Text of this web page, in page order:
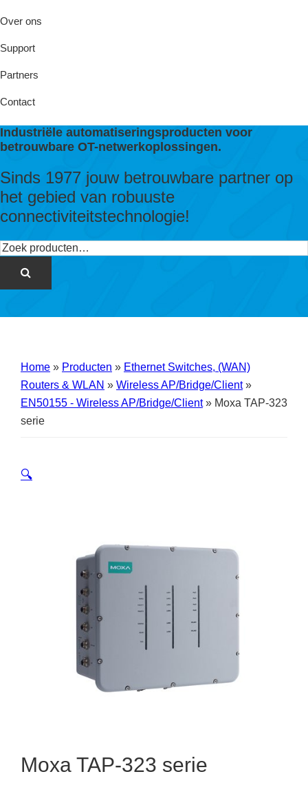
Over ons
Support
Partners
Contact
Industriële automatiseringsproducten voor
betrouwbare OT-netwerkoplossingen.
Sinds 1977 jouw betrouwbare partner op
het gebied van robuuste
connectiviteitstechnologie!
Zoeken
Home » Producten » Ethernet Switches, (WAN)
Routers & WLAN » Wireless AP/Bridge/Client»
EN50155 - Wireless AP/Bridge/Client» Moxa TAP-323
serie
🔍
Moxa TAP-323 serie